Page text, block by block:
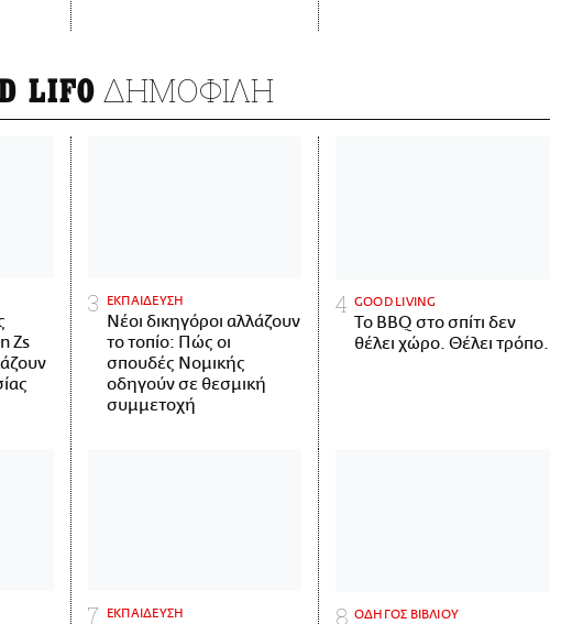
LIFO ΔΗΜΟΦΙΛΗ
Zs
ΕΚΠΑΙΔΕΥΣΗ
Νέοι δικηγόροι αλλάζουν
το τοπίο: Πώς οι
σπουδές Νομικής
οδηγούν σε θεσμική
συμμετοχή
GOOD LIVING
Το BBQ στο σπίτι δεν
θέλει χώρο. Θέλει τρόπο.
ΕΚΠΑΙΔΕΥΣΗ ΟΔΗΓΟΣ ΒΙΒΛΙΟΥ